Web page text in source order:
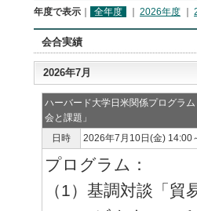
年度で表示 全年度 2026年度
会合実績
2026年7月
ハーバード大学日米関係プログラ
会と課題」
日時
2026年7月10日(金) 14:00
プログラム：
（1）基調対談「